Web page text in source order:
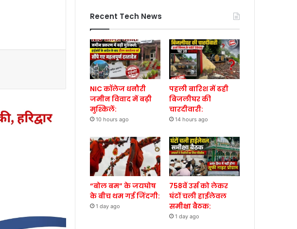
Recent Tech News
NIC कॉलेज धनौरी
जमीन विवाद में बढ़ी
मुश्किलें:
10 hours ago
पहली बारिश में ढही
बिजलीघर की
चारदीवारी:
14 hours ago
“बोल बम” के जयघोष
के बीच थम गई जिंदगी:
1 day ago
758वें उर्स को लेकर
घंटों चली हाईलेवल
समीक्षा बैठक:
1 day ago